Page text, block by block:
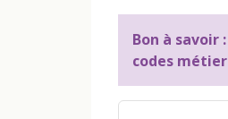
Bon à savoir :
codes métier